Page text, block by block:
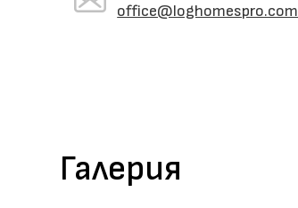
office@loghomespro.com
Галерия